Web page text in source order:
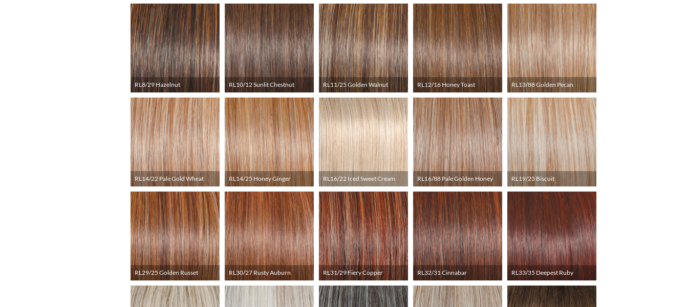
RL8/29 Hazelnut RL10/12 Sunlit Chestnut RL11/25 Golden Walnut RL12/16 Honey Toast RL13/88 Golden Pecan
RL14/22 Pale Gold Wheat RL14/25 Honey Ginger RL16/22 Iced Sweet Cream RL16/88 Pale Golden Honey RL19/23 Biscuit
RL29/25 Golden Russet RL30/27 Rusty Auburn RL31/29 Fiery Copper RL32/31 Cinnabar RL33/35 Deepest Ruby